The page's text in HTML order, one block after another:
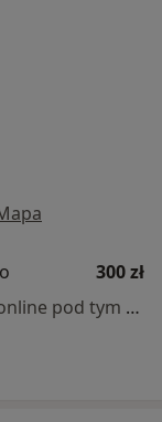
300 zł
Specjalista nie oferuje umawiania online pod tym adresem.